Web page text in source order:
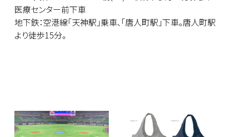
医療センター前下車
地下鉄：空港線「天神駅」乗車、「唐人町駅」下車。唐人町駅
より徒歩15分。